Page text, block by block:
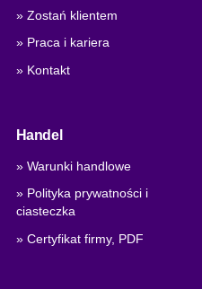
» Zostań klientem
» Praca i kariera
» Kontakt
Handel
» Warunki handlowe
» Polityka prywatności i
ciasteczka
» Certyfikat firmy, PDF